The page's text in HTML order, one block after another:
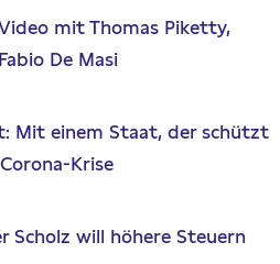
mit Thomas Piketty,
De Masi
Mit einem Staat, der schützt
Krise
Scholz will höhere Steuern